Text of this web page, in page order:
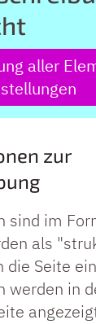
aller
zur
sind im
als
die Seite
werden in